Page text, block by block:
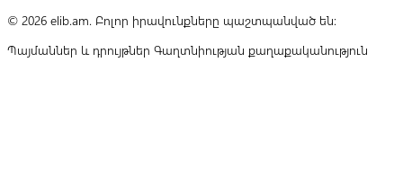
© 2026 elib.am. Բոլոր իրավունքները պաշտպանված են:
Պայմաններ և դրույթներ Գաղտնիության քաղաքականություն